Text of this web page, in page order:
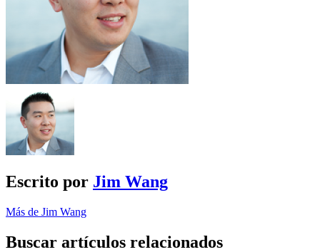
Escrito por Jim Wang
Más de Jim Wang
Buscar artículos relacionados